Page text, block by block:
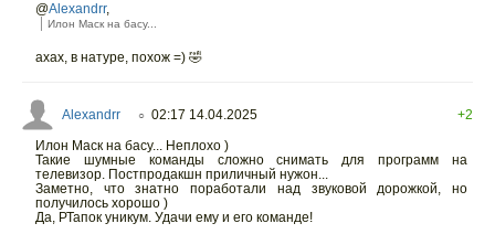
@Alexandrr,
Илон Маск на басу...
ахах, в натуре, похож =) 🤣
Alexandrr ○ 02:17 14.04.2025
+2
Илон Маск на басу... Неплохо )
Такие шумные команды сложно снимать для программ на
телевизор. Постпродакшн приличный нужон...
Заметно, что знатно поработали над звуковой дорожкой, но
получилось хорошо )
Да, РТапок уникум. Удачи ему и его команде!